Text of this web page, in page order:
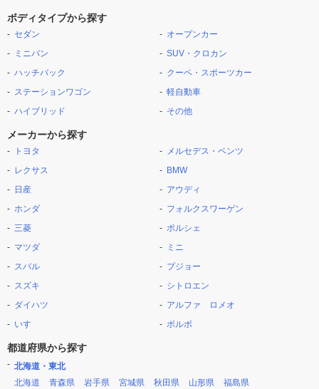
ボディタイプから探す
セダン
ミニバン
ハッチバック
ステーションワゴン
ハイブリッド
オープンカー
SUV・クロカン
クーペ・スポーツカー
軽自動車
その他
メーカーから探す
トヨタ
レクサス
日産
ホンダ
三菱
マツダ
スバル
スズキ
ダイハツ
いすゞ
メルセデス・ベンツ
BMW
アウディ
フォルクスワーゲン
ポルシェ
ミニ
プジョー
シトロエン
アルファ ロメオ
ボルボ
都道府県から探す
北海道・東北
北海道
青森県 岩手県 宮城県 秋田県 山形県 福島県